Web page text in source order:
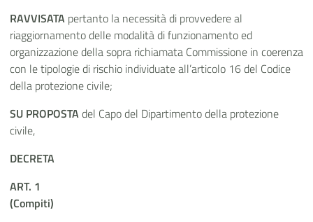
RAVVISATA pertanto la necessità di provvedere al
riaggiornamento delle modalità di funzionamento ed
organizzazione della sopra richiamata Commissione in coerenza
con le tipologie di rischio individuate all’articolo 16 del Codice
della protezione civile;
SU PROPOSTAdel Capo del Dipartimento della protezione
civile,
DECRETA
ART. 1
(Compiti)